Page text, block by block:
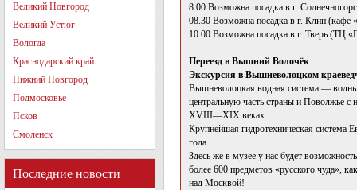
Великий Новгород
Великий Устюг
Вологда
Краснодарский край
Нижний Новгород
Подмосковье
Псков
Смоленск
Последние новости
8.00 Возможна посадка в г.
08.30 Возможна посадка в г. Клин (кафе
10:00 Возможна посадка в г. Тверь (ТЦ
Переезд в Вышний Волочёк
Экскурсия в Вышневолоцком
Вышневолоцкая водная система —
центральную часть страны и Поволжье
XVIII—XIX веках.
Крупнейшая гидротехническая система
года.
Здесь же в музее у нас будет
более 600 предметов «русского чуда»,
над Москвой!